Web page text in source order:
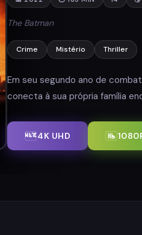
The Batman
Crime Mistério Thriller
Em seu segundo ano de
conecta à sua própria família
4K UHD